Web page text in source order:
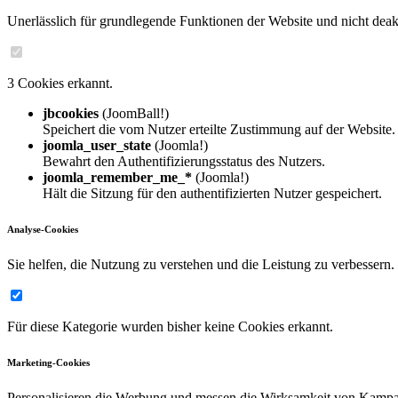
Unerlässlich für grundlegende Funktionen der Website und nicht
3 Cookies erkannt.
jbcookies (JoomBall!)
Speichert die vom Nutzer erteilte Zustimmung auf der Website.
joomla_user_state (Joomla!)
Bewahrt den Authentifizierungsstatus des Nutzers.
joomla_remember_me_* (Joomla!)
Hält die Sitzung für den authentifizierten Nutzer gespeichert.
Analyse-Cookies
Sie helfen, die Nutzung zu verstehen und die Leistung zu verbessern.
Für diese Kategorie wurden bisher keine Cookies erkannt.
Marketing-Cookies